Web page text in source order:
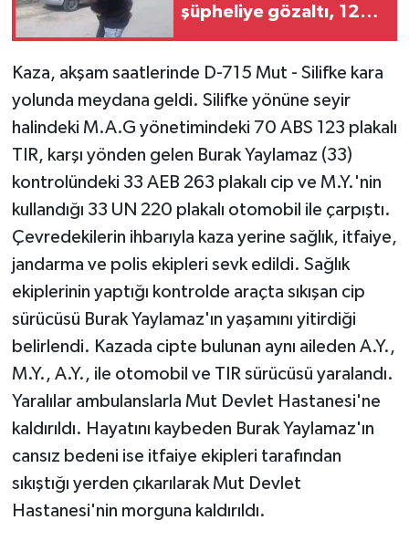
şüpheliye gözaltı, 12
Kaza, akşam saatlerinde D-715 Mut - Silifke kara
yolunda meydana geldi. Silifke yönüne seyir
halindeki M.A.G yönetimindeki 70 ABS 123 plakalı
TIR, karşı yönden gelen Burak Yaylamaz (33)
kontrolündeki 33 AEB 263 plakalı cip ve M.Y.'nin
kullandığı 33 UN 220 plakalı otomobil ile çarpıştı.
Çevredekilerin ihbarıyla kaza yerine sağlık, itfaiye,
jandarma ve polis ekipleri sevk edildi. Sağlık
ekiplerinin yaptığı kontrolde araçta sıkışan cip
sürücüsü Burak Yaylamaz'ın yaşamını yitirdiği
belirlendi. Kazada cipte bulunan aynı aileden A.Y.,
M.Y., A.Y., ile otomobil ve TIR sürücüsü yaralandı.
Yaralılar ambulanslarla Mut Devlet Hastanesi'ne
kaldırıldı. Hayatını kaybeden Burak Yaylamaz'ın
cansız bedeni ise itfaiye ekipleri tarafından
sıkıştığı yerden çıkarılarak Mut Devlet
Hastanesi'nin morguna kaldırıldı.